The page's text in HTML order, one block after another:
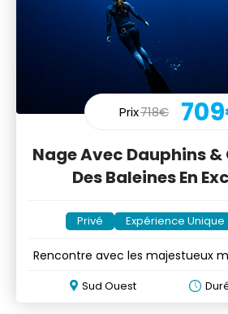
Prix718€
Nage Avec Dauphins
Des Baleines En
Privé Expérience Unique
Rencontre avec les majestueux
Sud Ouest